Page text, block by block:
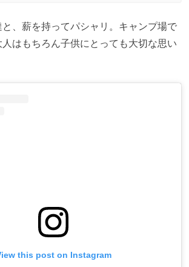
、薪を持ってパシャリ。キャンプ場で
はもちろん子供にとっても大切な思い
this post on Instagram